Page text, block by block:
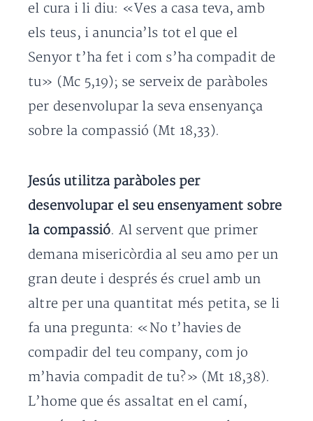
el cura i li diu: «Ves a casa teva, amb
els teus, i anuncia’ls tot el que el
Senyor t’ha fet i com s’ha compadit de
tu» (Mc 5,19); se serveix de paràboles
per desenvolupar la seva ensenyança
sobre la compassió (Mt 18,33).
Jesús utilitza paràboles per
desenvolupar el seu ensenyament sobre
la compassió. Al servent que primer
demana misericòrdia al seu amo per un
gran deute i després és cruel amb un
altre per una quantitat més petita, se li
fa una pregunta: «No t’havies de
compadir del teu company, com jo
m’havia compadit de tu?» (Mt 18,38).
L’home que és assaltat en el camí,